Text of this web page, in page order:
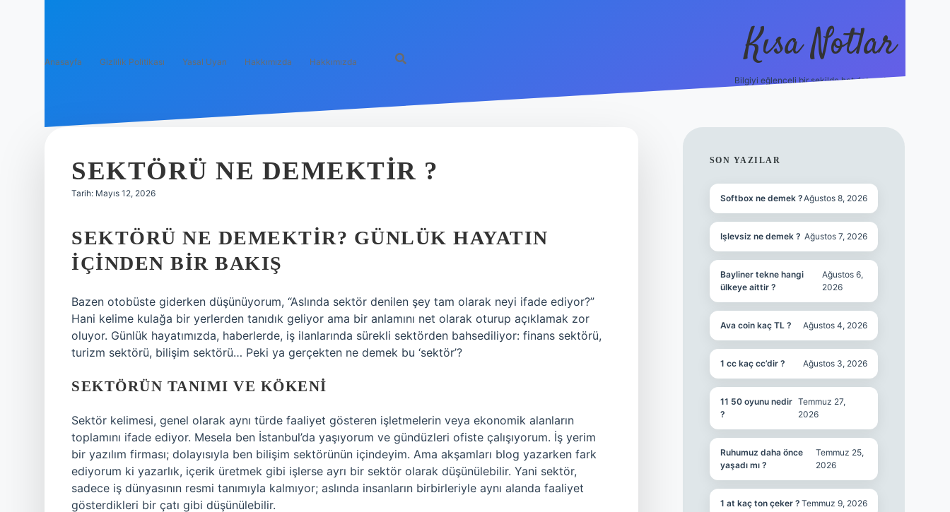
Anasayfa Gizlilik Politikası Yasal Uyarı Hakkımızda Hakkımızda Kısa Notlar
Bilgiyi eğlenceli bir şekilde hatırlatan durak.
SEKTÖRÜ NE DEMEKTIR ?
Tarih: Mayıs 12, 2026
SEKTÖRÜ NE DEMEKTIR? GÜNLÜK HAYATIN
İÇINDEN BIR BAKIŞ
Bazen otobüste giderken düşünüyorum, “Aslında sektör denilen şey tam olarak neyi ifade ediyor?”
Hani kelime kulağa bir yerlerden tanıdık geliyor ama bir anlamını net olarak oturup açıklamak zor
oluyor. Günlük hayatımızda, haberlerde, iş ilanlarında sürekli sektörden bahsediliyor: finans sektörü,
turizm sektörü, bilişim sektörü… Peki ya gerçekten ne demek bu ‘sektör’?
SEKTÖRÜN TANIMI VE KÖKENI
Sektör kelimesi, genel olarak aynı türde faaliyet gösteren işletmelerin veya ekonomik alanların
toplamını ifade ediyor. Mesela ben İstanbul’da yaşıyorum ve gündüzleri ofiste çalışıyorum. İş yerim
bir yazılım firması; dolayısıyla ben bilişim sektörünün içindeyim. Ama akşamları blog yazarken fark
ediyorum ki yazarlık, içerik üretmek gibi işlerse ayrı bir sektör olarak düşünülebilir. Yani sektör,
sadece iş dünyasının resmi tanımıyla kalmıyor; aslında insanların birbirleriyle aynı alanda faaliyet
gösterdikleri bir çatı gibi düşünülebilir.
SIDEBAR
SON YAZILAR
Softbox ne demek ?Ağustos 8, 2026
Işlevsiz ne demek ? Ağustos 7, 2026
Bayliner tekne hangi
ülkeye aittir ?
Ağustos 6,
2026
Ava coin kaç TL ? Ağustos 4, 2026
1 cc kaç cc’dir ? Ağustos 3, 2026
11 50 oyunu nedir
?
Temmuz 27,
2026
Ruhumuz daha önce
yaşadı mı ?
Temmuz 25,
2026
1 at kaç ton çeker ? Temmuz 9, 2026
tulipbet